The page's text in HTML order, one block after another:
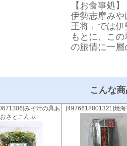
【お食事処】
伊勢志摩み
王将」では
もとに、こ
の旅情に一